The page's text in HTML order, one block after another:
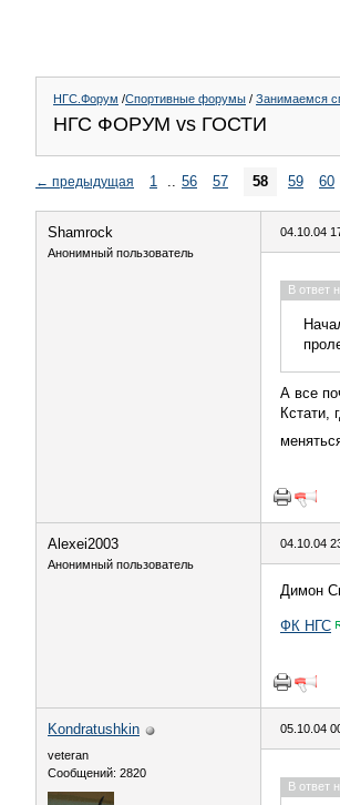
НГС.Форум /Спортивные форумы / Занимаемся
НГС ФОРУМ vs ГОСТИ
← предыдущая 1 .. 56 57 58 59 60
Shamrock
Анонимный пользователь
04.10.04
В ответ
А все
Кстати,
Alexei2003
Анонимный пользователь
04.10.04
Димон
ФК НГС
Kondratushkin
veteran
Сообщений: 2820
05.10.04
В ответ